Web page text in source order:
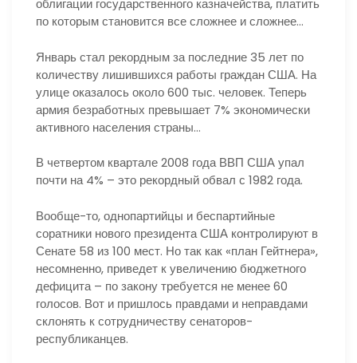
облигации государственного казначейства, платить
по которым становится все сложнее и сложнее…
Январь стал рекордным за последние 35 лет по
количеству лишившихся работы граждан США. На
улице оказалось около 600 тыс. человек. Теперь
армия безработных превышает 7% экономически
активного населения страны…
В четвертом квартале 2008 года ВВП США упал
почти на 4% – это рекордный обвал с 1982 года.
Вообще-то, однопартийцы и беспартийные
соратники нового президента США контролируют в
Сенате 58 из 100 мест. Но так как «план Гейтнера»,
несомненно, приведет к увеличению бюджетного
дефицита – по закону требуется не менее 60
голосов. Вот и пришлось правдами и неправдами
склонять к сотрудничеству сенаторов-
республиканцев.